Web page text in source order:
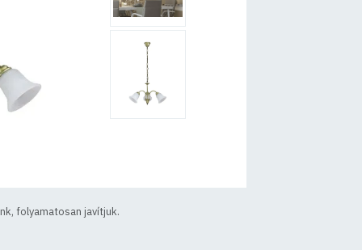
folyamatosan javítjuk.